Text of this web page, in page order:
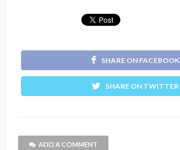
SHARE ON FACEBOOK
SHARE ON TWITTER
ADD A COMMENT